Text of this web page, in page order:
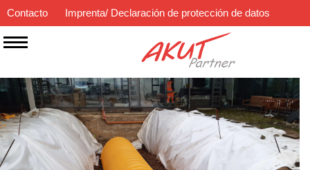
Contacto Imprenta/ Declaración de protección de datos